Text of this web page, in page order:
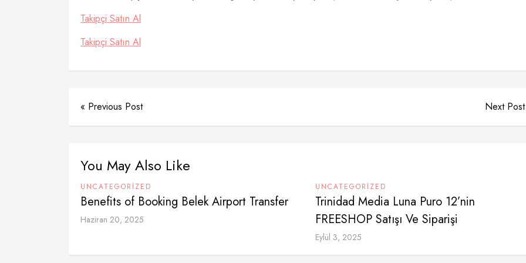
Takipçi Satın Al
Takipçi Satın Al
« Previous Post Next
You May Also Like
UNCATEGORIZED
Benefits of Booking Belek Airport Transfer
Haziran 20, 2025
UNCATEGORIZED
Trinidad Media Luna Puro 12’nin
FREESHOP Satışı Ve Siparişi
Eylül 3, 2025